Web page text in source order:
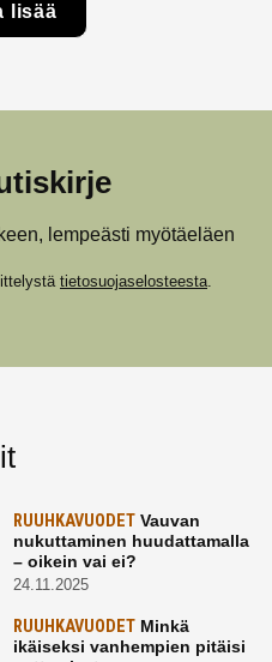
lisää
lempeästi myötäeläen
tietosuojaselosteesta.
RUUHKAVUODETVauvan
nukuttaminen huudattamalla
– oikein vai ei?
24.11.2025
RUUHKAVUODETMinkä
ikäiseksi vanhempien pitäisi